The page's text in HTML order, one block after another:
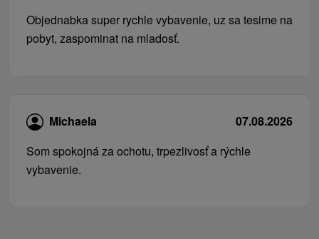
Objednabka super rychle vybavenie, uz sa tesime na
pobyt, zaspominat na mladosť.
Michaela
07.08.2026
Som spokojná za ochotu, trpezlivosť a rýchle
vybavenie.